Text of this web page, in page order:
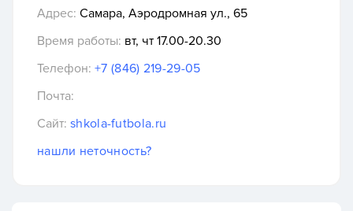
Адрес: Самара, Аэродромная ул., 65
Время работы: вт, чт 17.00-20.30
Телефон: +7 (846) 219-29-05
Почта:
Сайт: shkola-futbola.ru
нашли неточность?